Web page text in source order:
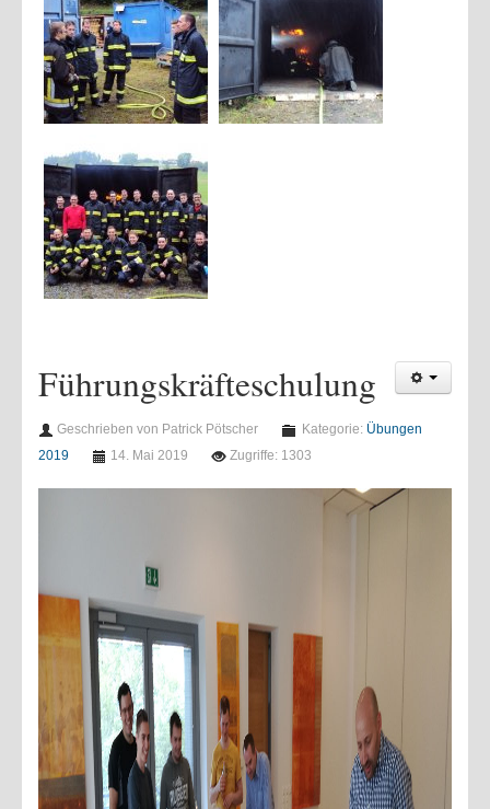
Führungskräfteschulung
Geschrieben von Patrick Pötscher Kategorie: Übungen
2019
14. Mai 2019 Zugriffe: 1303